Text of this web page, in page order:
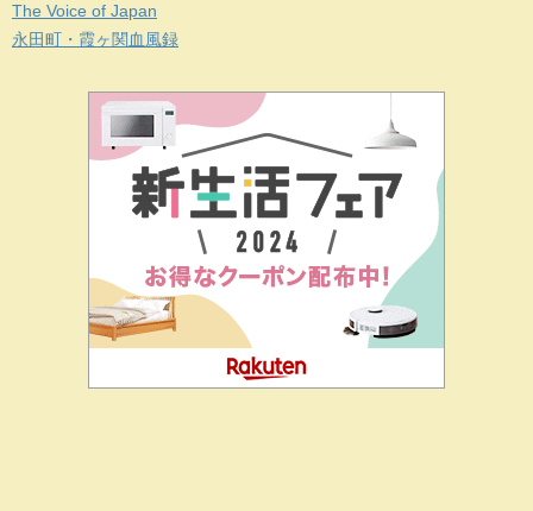
The Voice of Japan
永田町・霞ヶ関血風録